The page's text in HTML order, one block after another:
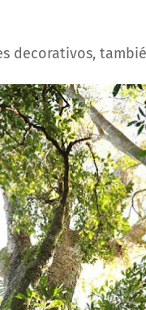
decorativos,